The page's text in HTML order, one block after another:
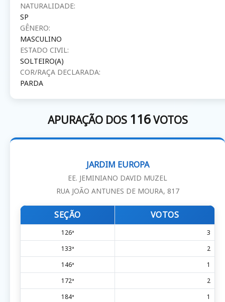
NATURALIDADE:
SP
GÊNERO:
MASCULINO
ESTADO CIVIL:
SOLTEIRO(A)
COR/RAÇA DECLARADA:
PARDA
APURAÇÃO DOS 116VOTOS
JARDIM EUROPA
EE. JEMINIANO DAVID MUZEL
RUA JOÃO ANTUNES DE MOURA, 817
SEÇÃO VOTOS
126ª
3
133ª
2
146ª
1
172ª
2
184ª
1